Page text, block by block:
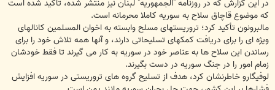
در این گزارش که در روزنامه "الجمهوریه" لبنان نیز منتشر شده، تأکید شده است
که موضوع قاچاق سلاح به سوریه کاملا محرمانه است.
مالبرونون تأکید کرد؛ تروریستهای مسلح وابسته به اخوان المسلمین کانالهای
ویژه ای را برای دریافت کمکهای تسلیحاتی دارند، و آنها همه تلاش خود را برای
رساندن این سلاح ها به عناصر خود در سوریه به کار می گیرند تا فقط خودشان
زمام امور را در جنگ سوریه در دست بگیرند.
لوفیگارو خاطرنشان کرد، هدف از تسلیح گروه های تروریستی در سوریه افزایش